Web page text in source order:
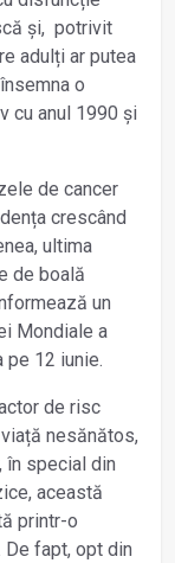
și, potrivit
adulți ar putea
o
cu anul 1990 și
de cancer
crescând
ultima
de boală
un
Mondiale a
pe 12 iunie.
de risc
nesănătos,
în special din
această
printr-o
fapt, opt din